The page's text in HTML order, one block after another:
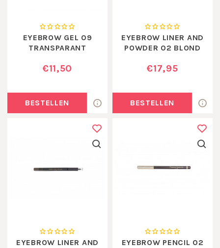
EYEBROW GEL 09
TRANSPARANT
€11,50
BESTELLEN
EYEBROW LINER AND
POWDER 02 BLOND
€17,95
BESTELLEN
EYEBROW LINER AND
EYEBROW PENCIL 02